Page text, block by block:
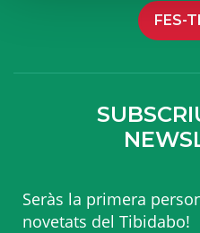
FES-
Seràs la primera
novetats del Tibidabo!